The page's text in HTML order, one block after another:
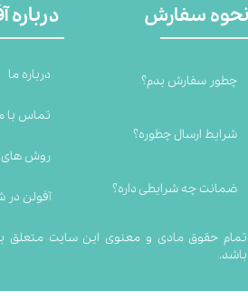
سفارش
چطور سفارش بدم؟
شرایط ارسال چطوره؟
ضمانت چه شرایطی داره؟
تمام حقوق مادی و معنوی این سایت متعلق
باشد.
درباره
درباره ما
تماس با
روش های
آفولن